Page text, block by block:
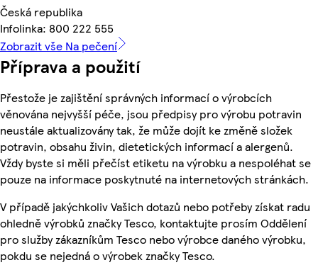
Česká republika
Infolinka: 800 222 555
Zobrazit vše Na pečení
Příprava a použití
Přestože je zajištění správných informací o výrobcích
věnována nejvyšší péče, jsou předpisy pro výrobu potravin
neustále aktualizovány tak, že může dojít ke změně složek
potravin, obsahu živin, dietetických informací a alergenů.
Vždy byste si měli přečíst etiketu na výrobku a nespoléhat se
pouze na informace poskytnuté na internetových stránkách.
V případě jakýchkoliv Vašich dotazů nebo potřeby získat radu
ohledně výrobků značky Tesco, kontaktujte prosím Oddělení
pro služby zákazníkům Tesco nebo výrobce daného výrobku,
pokdu se nejedná o výrobek značky Tesco.